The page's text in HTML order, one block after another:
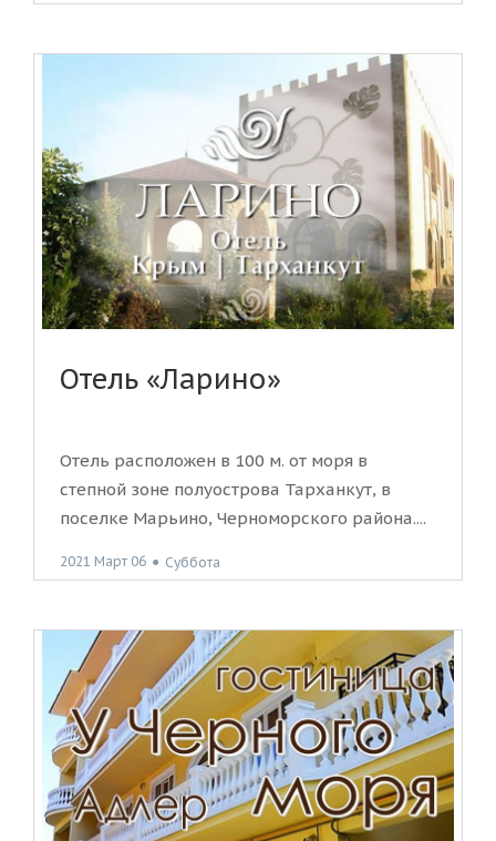
Отель «Ларино»
Отель расположен в 100 м. от моря в
степной зоне полуострова Тарханкут, в
поселке Марьино, Черноморского района....
2021 Март 06 ● Суббота